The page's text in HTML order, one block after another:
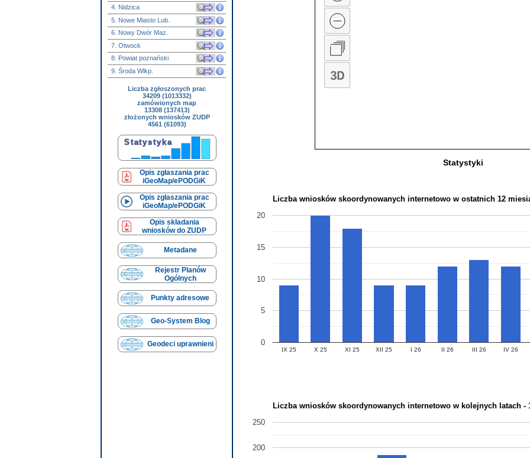
4. Nidzica
5. Nowe Miasto Lub.
6. Nowy Dwór Maz.
7. Otwock
8. Powiat poznański
9. Środa Wlkp.
Liczba zgłoszonych prac
34209 (1013332)
zamówionych map
13308 (137413)
złożonych wniosków ZUDP
4561 (61093)
Opis zgłaszania prac
iGeoMap/ePODGiK
Opis zgłaszania prac
iGeoMap/ePODGiK
Opis składania
wniosków do ZUDP
Metadane
Rejestr Planów
Ogólnych
Punkty adresowe
Geo-System Blog
Geodeci uprawnieni
Statystyki
Liczba wniosków skoordynowanych internetowo w ostatnich 12
IX 25 X 25 XI 25 XII 25 I 26 II 26 III 26 IV 26
0
5
10
15
20
Liczba wniosków skoordynowanych internetowo w kolejnych latach -
200
250